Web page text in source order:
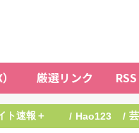
厳選リンク RSS
ト速報＋ / Hao123 /